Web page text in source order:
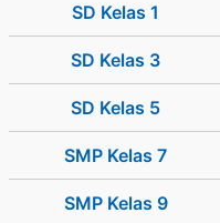
SD Kelas 1
SD Kelas 3
SD Kelas 5
SMP Kelas 7
SMP Kelas 9